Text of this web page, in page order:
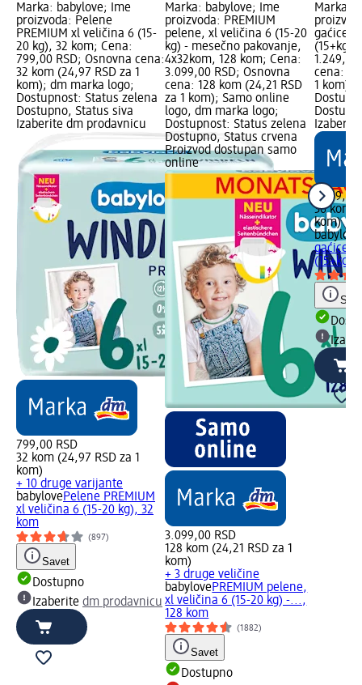
Marka: babylove; Ime
proizvoda: Pelene
PREMIUM xl veličina 6 (15-
20 kg), 32 kom; Cena:
799,00 RSD; Osnovna cena:
32 kom (24,97 RSD za 1
kom); dm marka logo;
Dostupnost: Status zelena
Dostupno, Status siva
Izaberite dm prodavnicu
799,00 RSD
32 kom (24,97 RSD za 1
kom)
+ 10 druge varijante
babylovePelene PREMIUM
xl veličina 6 (15-20 kg), 32
kom
(897)
Savet
Dostupno
Izaberite dm prodavnicu
Marka: babylove; Ime
proizvoda: PREMIUM
pelene, xl veličina 6 (15-20
kg) - mesečno pakovanje,
4x32kom, 128 kom; Cena:
3.099,00 RSD; Osnovna
cena: 128 kom (24,21 RSD
za 1 kom); Samo online
logo, dm marka logo;
Dostupnost: Status zelena
Dostupno, Status crvena
Proizvod dostupan samo
online
3.099,00 RSD
128 kom (24,21 RSD za 1
kom)
+ 3 druge veličine
babylovePREMIUM pelene,
xl veličina 6 (15-20 kg) -...,
128 kom
(1882)
Savet
Dostupno
Marka:
gaćice
(15+kg),
1.249,00
cena: 36
1 kom);
1.249,00
36 kom
kom)
babylove
gaćice
(15+kg),